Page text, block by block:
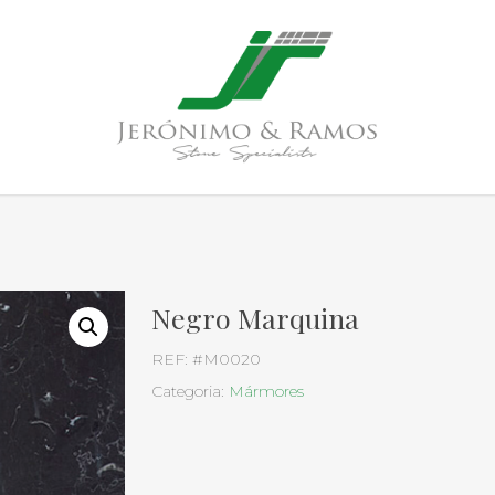
Negro Marquina
REF: #M0020
Categoria: Mármores